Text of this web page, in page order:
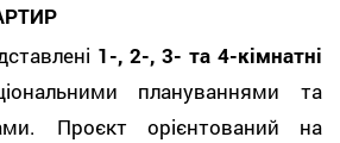
1-, 2-, 3- та 4-кімнатні
плануваннями та
Проєкт орієнтований на